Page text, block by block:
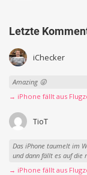
Letzte
iChecker
Amazing 😜
→ iPhone fällt aus
TioT
Das iPhone taumelt im
und dann fällt es auf die
→ iPhone fällt aus